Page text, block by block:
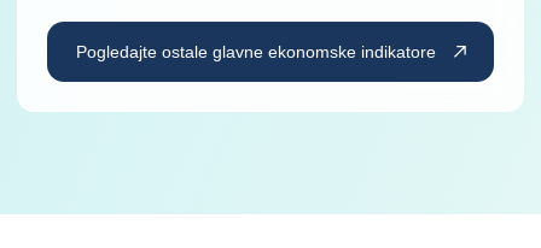
Pogledajte ostale glavne ekonomske indikatore